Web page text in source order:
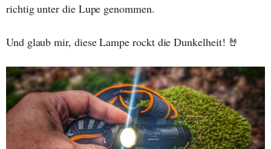
richtig unter die Lupe genommen.
Und glaub mir, diese Lampe rockt die Dunkelheit! 🤘